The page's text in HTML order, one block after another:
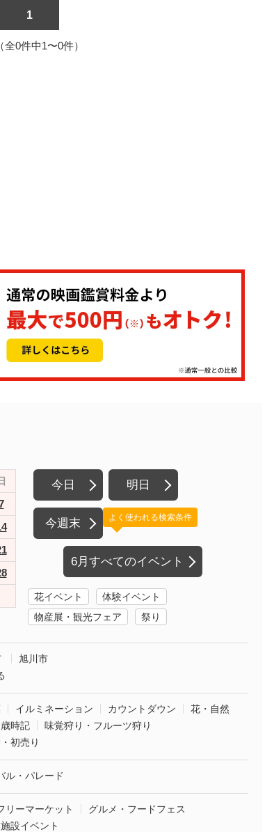
1
全0件中1〜0件）
今日 明日
今週末
6月すべてのイベント
よく使われる検索条件
花イベント
体験イベント
物産展・観光フェア
祭り
旭川市
イルミネーション カウントダウン
花・自然
時記
味覚狩り・フルーツ狩り
初売り
ル・パレード
リーマーケット
グルメ・フードフェス
設イベント